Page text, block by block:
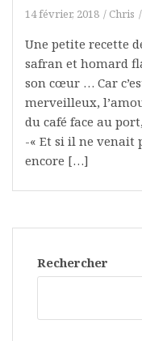
14 février, 2018 Chris
Une petite recette
safran et homard
son cœur … Car
merveilleux,
du café face au
-« Et si il ne venait
encore […]
Rechercher